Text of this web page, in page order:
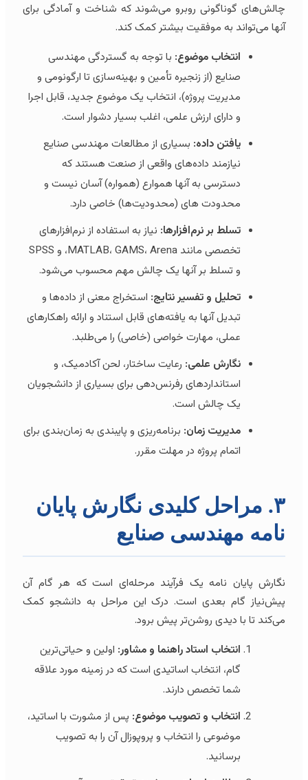
چالش‌های گوناگونی روبرو می‌شوند که شناخت و آمادگی برای
آنها می‌تواند به موفقیت بیشتر کمک کند.
انتخاب موضوع:با توجه به گستردگی مهندسی
صنایع (از زنجیره تأمین و بهینه‌سازی تا ارگونومی و
مدیریت پروژه)، انتخاب یک موضوع جدید، قابل اجرا
و دارای ارزش علمی، اغلب بسیار دشوار است.
یافتن داده: بسیاری از مطالعات مهندسی صنایع
نیازمند داده‌های واقعی از صنعت هستند که
دسترسی به آنها هموارع (همواره) آسان نیست و
محدودت های (محدودیت‌ها) خاصی دارد.
تسلط بر نرم‌افزارها:نیاز به استفاده از نرم‌افزارهای
تخصصی مانند MATLAB، GAMS، Arena، و SPSS
و تسلط بر آنها یک چالش مهم محسوب می‌شود.
تحلیل و تفسیر نتایج:استخراج معنی از داده‌ها و
تبدیل آنها به یافته‌های قابل استناد و ارائه راهکارهای
عملی، مهارت خواصی (خاصی) را می‌طلبد.
نگارش علمی:رعایت ساختار، لحن آکادمیک، و
استانداردهای رفرنس‌دهی برای بسیاری از دانشجویان
یک چالش است.
مدیریت زمان: برنامه‌ریزی و پایبندی به زمان‌بندی برای
اتمام پروژه در مهلت مقرر.
۳. مراحل کلیدی نگارش پایان
نامه مهندسی صنایع
نگارش پایان نامه یک فرآیند مرحله‌ای است که هر گام آن
پیش‌نیاز گام بعدی است. درک این مراحل به دانشجو کمک
می‌کند تا با دیدی روشن‌تر پیش برود.
انتخاب استاد راهنما و مشاور:اولین و حیاتی‌ترین
گام، انتخاب اساتیدی است که در زمینه مورد علاقه
شما تخصص دارند.
انتخاب و تصویب موضوع:پس از مشورت با اساتید،
موضوعی را انتخاب و پروپوزال آن را به تصویب
برسانید.